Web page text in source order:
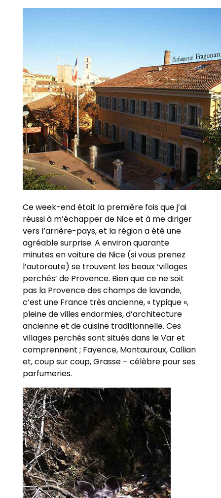
Ce week-end était la première fois que j’ai
réussi à m’échapper de Nice et à me diriger
vers l’arrière-pays, et la région a été une
agréable surprise. A environ quarante
minutes en voiture de Nice (si vous prenez
l’autoroute) se trouvent les beaux ‘villages
perchés’ de Provence. Bien que ce ne soit
pas la Provence des champs de lavande,
c’est une France très ancienne, « typique »,
pleine de villes endormies, d’architecture
ancienne et de cuisine traditionnelle. Ces
villages perchés sont situés dans le Var et
comprennent ; Fayence, Montauroux, Callian
et, coup sur coup, Grasse – célèbre pour ses
parfumeries.